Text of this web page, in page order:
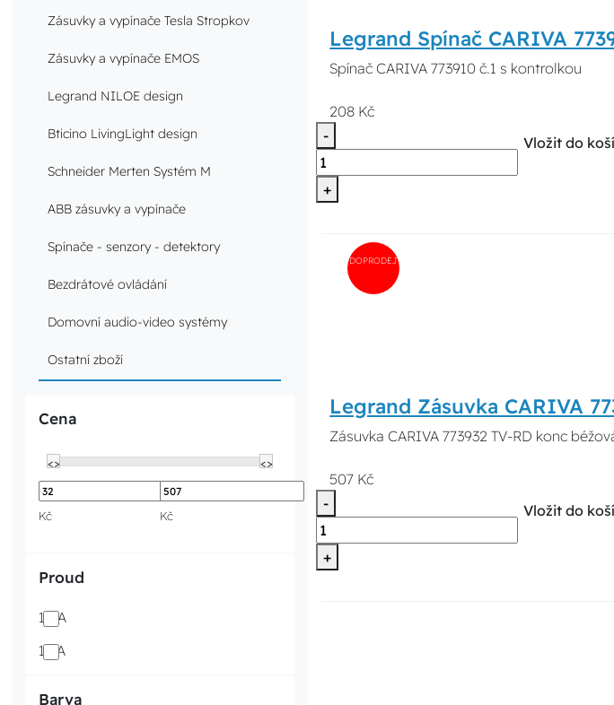
Zásuvky a vypínače Tesla Stropkov
Zásuvky a vypínače EMOS
Legrand NILOE design
Bticino LivingLight design
Schneider Merten Systém M
ABB zásuvky a vypínače
Spínače - senzory - detektory
Bezdrátové ovládání
Domovní audio-video systémy
Ostatní zboží
Cena
<> <>
Kč Kč
Proud
10 A
16 A
Barva
Legrand Spínač CARIVA
Spínač CARIVA 773910 č.1 s kontrolkou
208 Kč
-
+
Vložit do
DOPRODEJ
Legrand Zásuvka CARIVA
Zásuvka CARIVA 773932 TV-RD konc
507 Kč
-
+
Vložit do